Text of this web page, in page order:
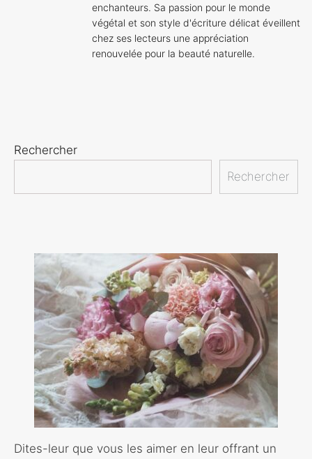
enchanteurs. Sa passion pour le monde
végétal et son style d'écriture délicat éveillent
chez ses lecteurs une appréciation
renouvelée pour la beauté naturelle.
Rechercher
Rechercher
Dites-leur que vous les aimer en leur offrant un